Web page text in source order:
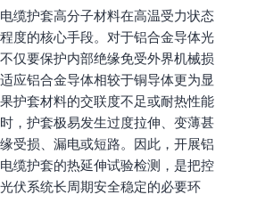
缆护套高分子材料在高温受力状态
度的核心手段。对于铝合金导体光
仅要保护内部绝缘免受外界机械损
应铝合金导体相较于铜导体更为显
护套材料的交联度不足或耐热性能
，护套极易发生过度拉伸、变薄甚
受损、漏电或短路。因此，开展铝
缆护套的热延伸试验检测，是把控
伏系统长周期安全稳定的必要环